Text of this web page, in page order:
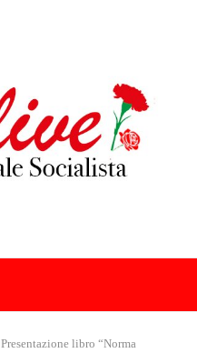
Presentazione libro “Norma